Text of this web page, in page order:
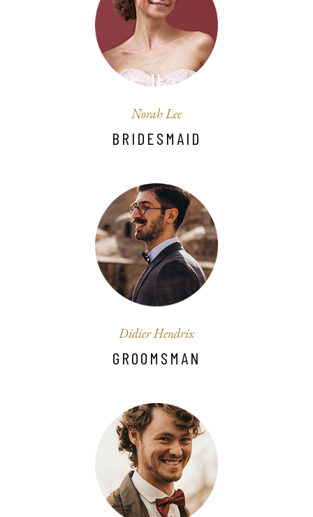
Norah Lee
BRIDESMAID
Didier Hendrix
GROOMSMAN